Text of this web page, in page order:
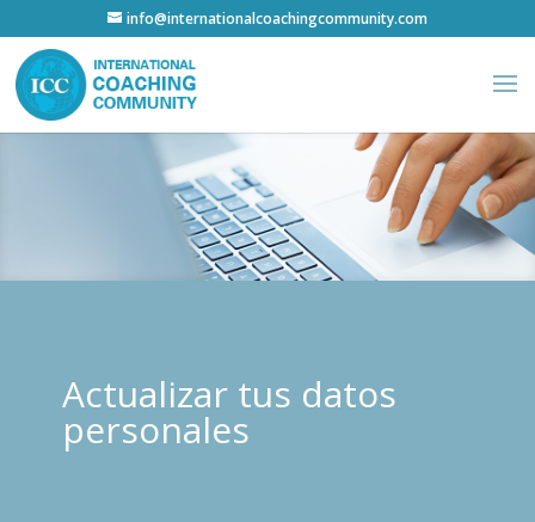
info@internationalcoachingcommunity.com
Actualizar tus datos
personales